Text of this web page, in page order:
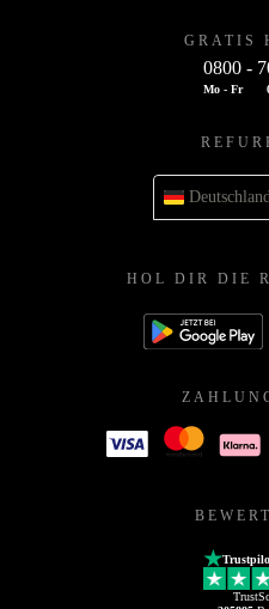
GRATIS
0800 -
Mo - Fr
HOL DIR DIE